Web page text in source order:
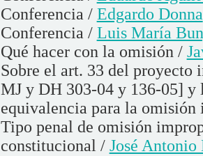
Conferencia / Edgardo Donna
Conferencia / Luis María
Qué hacer con la omisión /
Sobre el art. 33 del proyecto
MJ y DH 303-04 y 136-05] y
equivalencia para la
Tipo penal de omisión
constitucional / José Antonio